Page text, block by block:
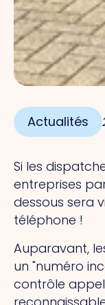
Actualités
Si les
entreprises
dessous sera
téléphone !
Auparavant,
un "numéro
contrôle